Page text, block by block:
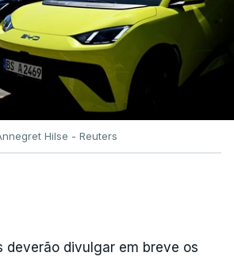
Hilse - Reuters
deverão divulgar em breve os